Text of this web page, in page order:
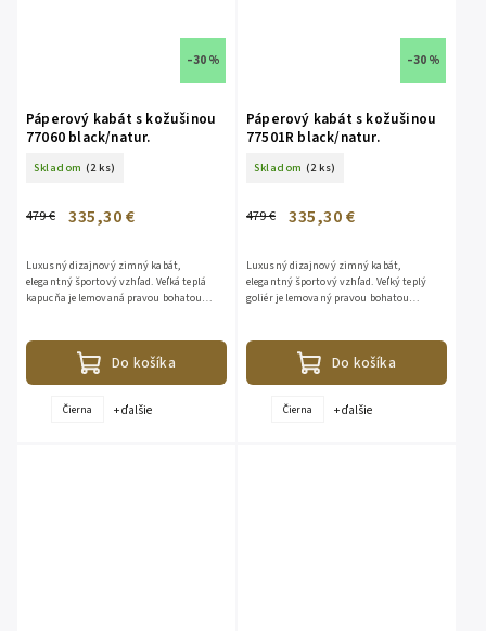
–30 %
Páperový kabát s kožušinou
77060 black/natur.
Skladom (2 ks)
479 € 335,30 €
Do košíka
Luxusný dizajnový zimný kabát,
elegantný športový vzhľad. Veľká teplá
kapucňa je lemovaná pravou bohatou
Čierna + ďalšie
–30 %
Páperový kabát s kožušinou
77501R black/natur.
Skladom (2 ks)
479 € 335,30 €
Do košíka
Luxusný dizajnový zimný kabát,
elegantný športový vzhľad. Veľký teplý
goliér je lemovaný pravou bohatou
veľkej...
Čierna + ďalšie